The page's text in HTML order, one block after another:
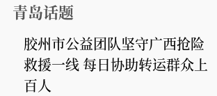
青岛话题
胶州市公益团队坚守广西抢险
救援一线 每日协助转运群众上
百人